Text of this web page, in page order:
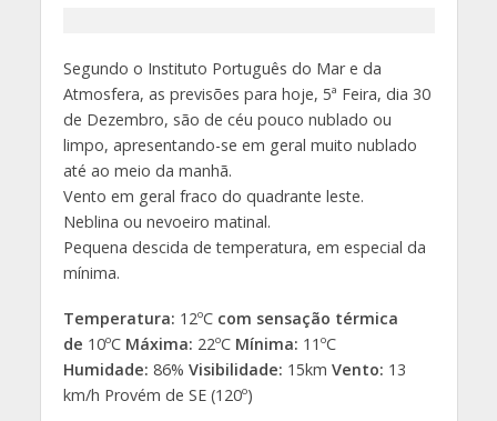
Segundo o Instituto Português do Mar e da
Atmosfera, as previsões para hoje, 5ª Feira, dia 30
de Dezembro, são de céu pouco nublado ou
limpo, apresentando-se em geral muito nublado
até ao meio da manhã.
Vento em geral fraco do quadrante leste.
Neblina ou nevoeiro matinal.
Pequena descida de temperatura, em especial da
mínima.
Temperatura: 12ºC com sensação térmica
de 10ºCMáxima: 22ºC Mínima: 11ºC
Humidade: 86% Visibilidade: 15km Vento: 13
km/h Provém de SE (120º)